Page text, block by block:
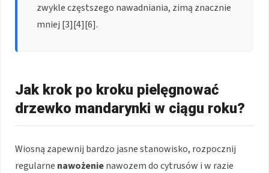
zwykle częstszego nawadniania, zimą znacznie
mniej [3][4][6].
Jak krok po kroku pielęgnować
drzewko mandarynki w ciągu roku?
Wiosną zapewnij bardzo jasne stanowisko, rozpocznij
regularne nawożenienawozem do cytrusów i w razie